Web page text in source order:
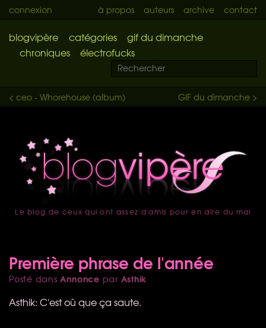
connexion à propos auteurs archive contact
blogvipère catégories
gif du dimanche
chroniques
électrofucks
GIF du dimanche >
< ceo - Whorehouse (album)
accueil
Le blog de ceux qui ont assez d'amis pour en dire du mal
Première phrase de l'année
Posté dansAnnonce par Asthik
Asthik: C'est où que ça saute.